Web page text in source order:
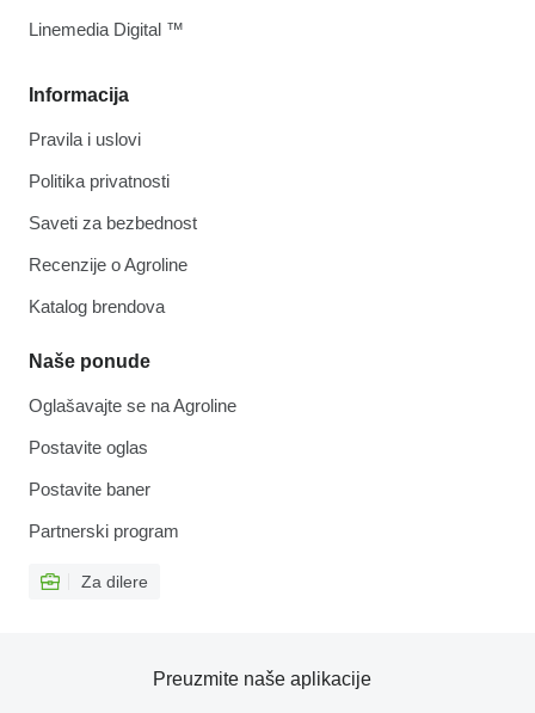
Informacija
Pravila i uslovi
Politika privatnosti
Saveti za bezbednost
Recenzije o Agroline
Katalog brendova
Naše ponude
Oglašavajte se na Agroline
Postavite oglas
Postavite baner
Partnerski program
Za dilere
Linemedia Digital ™
Preuzmite naše aplikacije